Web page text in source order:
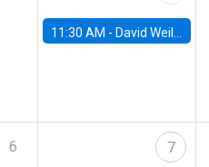
11:30 AM - David Weil, Brown University
6 7